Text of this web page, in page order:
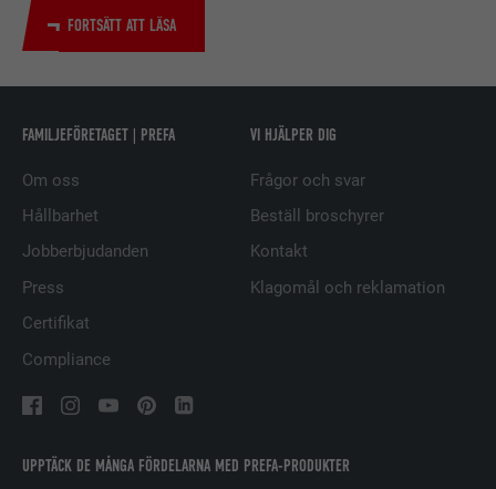
FORTSÄTT ATT LÄSA
UPPTÄCK DE MÅNGA FÖRDELARNA MED PREFA-PRODUKTER
FAMILJEFÖRETAGET | PREFA
Om oss
Hållbarhet
Jobberbjudanden
Press
Certifikat
Compliance
VI HJÄLPER DIG
Frågor och svar
Beställ broschyrer
Kontakt
Klagomål och reklamation
EFTERNAMN
LEVERANTÖRER LinkedIn
PROCEDUR
ÄNDAMÅL
Används av den sociala
nätverkstjänsten LinkedIn för att
EFTERNAMN